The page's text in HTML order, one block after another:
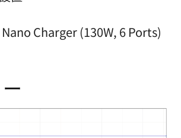
Charger (130W, 6 Ports)